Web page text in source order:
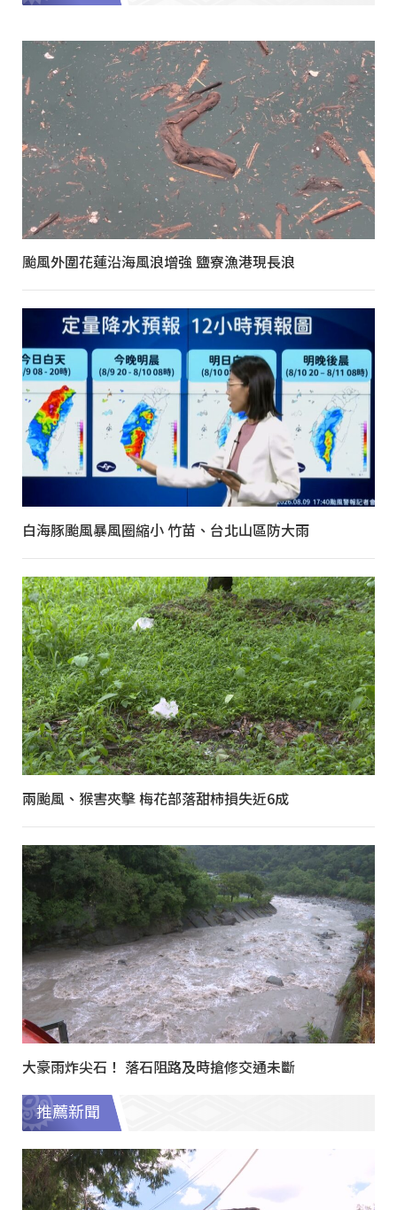
颱風外圍花蓮沿海風浪增強 鹽寮漁港現長浪
白海豚颱風暴風圈縮小 竹苗、台北山區防大雨
兩颱風、猴害夾擊 梅花部落甜柿損失近6成
大豪雨炸尖石！ 落石阻路及時搶修交通未斷
推薦新聞